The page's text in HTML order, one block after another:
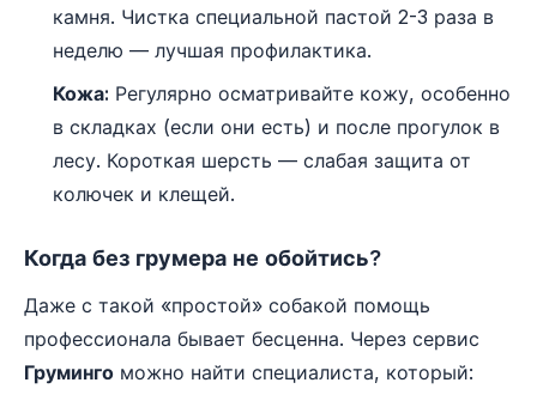
камня. Чистка специальной пастой 2-3 раза в
неделю — лучшая профилактика.
Кожа: Регулярно осматривайте кожу, особенно
в складках (если они есть) и после прогулок в
лесу. Короткая шерсть — слабая защита от
колючек и клещей.
Когда без грумера не обойтись?
Даже с такой «простой» собакой помощь
профессионала бывает бесценна. Через сервис
Груминго можно найти специалиста, который: